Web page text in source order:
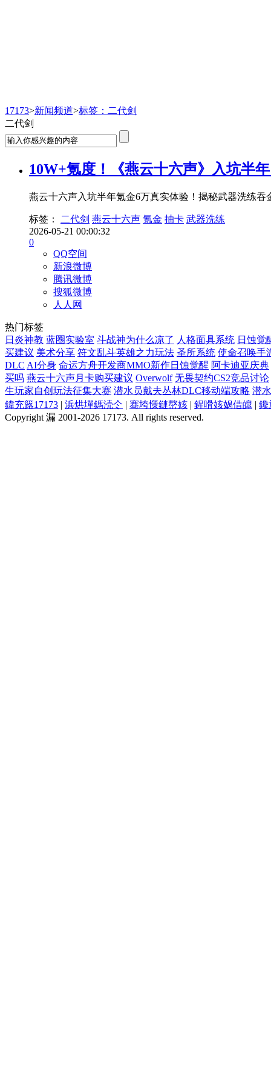
17173>新闻频道>标签：二代剑
二代剑
10W+氪度！《燕云十六声》入坑半
燕云十六声入坑半年氪金6万真实体验！揭秘武器洗练
标签： 二代剑 燕云十六声 氪金 抽卡 武器洗练
2026-05-21 00:00:32
0
QQ空间
新浪微博
腾讯微博
搜狐微博
人人网
热门标签
日炎神教 蓝圈实验室 斗战神为什么凉了 人格面具系统 日蚀觉
买建议 美术分享 符文乱斗英雄之力玩法 圣所系统 使命召唤手
DLC AI分身 命运方舟开发商MMO新作日蚀觉醒 阿卡迪亚庆典
买吗 燕云十六声月卡购买建议 Overwolf 无畏契约CS2竞品讨论
生玩家自创玩法征集大赛 潜水员戴夫丛林DLC移动端攻略 潜
鍏充簬17173 | 浜烘墠鎷涜仒 | 骞垮憡鏈嶅姟 | 鍟嗗姟娲借皥 | 鑱
Copyright 漏 2001-2026 17173. All rights reserved.